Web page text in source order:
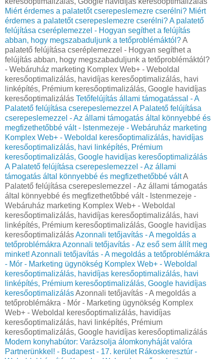
Miért érdemes a palatetőt cserepeslemezre cserélni? Miért
érdemes a palatetőt cserepeslemezre cserélni?A palatető
felújítása cseréplemezzel - Hogyan segíthet a felújítás
abban, hogy megszabaduljunk a tetőproblémáktól?A
palatető felújítása cseréplemezzel - Hogyan segíthet a
felújítás abban, hogy megszabaduljunk a tetőproblémáktól?
- Webáruház marketing Komplex Web+ - Weboldal
keresőoptimalizálás, havidíjas keresőoptimalizálás, havi
linképítés, Prémium keresőoptimalizálás, Google havidíjas
keresőoptimalizálás Tetőfelújítás állami támogatással - A
Palatető felújítása cserepeslemezzel A Palatető felújítása
cserepeslemezzel - Az állami támogatás által könnyebbé és
megfizethetőbbé vált - Istenmezeje - Webáruház marketing
Komplex Web+ - Weboldal keresőoptimalizálás, havidíjas
keresőoptimalizálás, havi linképítés, Prémium
keresőoptimalizálás, Google havidíjas keresőoptimalizálás
A Palatető felújítása cserepeslemezzel - Az állami
támogatás által könnyebbé és megfizethetőbbé váltA
Palatető felújítása cserepeslemezzel - Az állami támogatás
által könnyebbé és megfizethetőbbé vált - Istenmezeje -
Webáruház marketing Komplex Web+ - Weboldal
keresőoptimalizálás, havidíjas keresőoptimalizálás, havi
linképítés, Prémium keresőoptimalizálás, Google havidíjas
keresőoptimalizálásAzonnali tetőjavítás - A megoldás a
tetőproblémákra Azonnali tetőjavítás - Az eső sem állít meg
minket! Azonnali tetőjavítás - A megoldás a tetőproblémákra
- Mór - Marketing ügynökség Komplex Web+ - Weboldal
keresőoptimalizálás, havidíjas keresőoptimalizálás, havi
linképítés, Prémium keresőoptimalizálás, Google havidíjas
keresőoptimalizálásAzonnali tetőjavítás - A megoldás a
tetőproblémákra - Mór - Marketing ügynökség Komplex
Web+ - Weboldal keresőoptimalizálás, havidíjas
keresőoptimalizálás, havi linképítés, Prémium
keresőoptimalizálás, Google havidíjas keresőoptimalizálás
Modern konyhabútor: Varázsolja álomkonyháját valóra
Partnerünkkel! - Budapest - 17. kerület Rákoskeresztúr -